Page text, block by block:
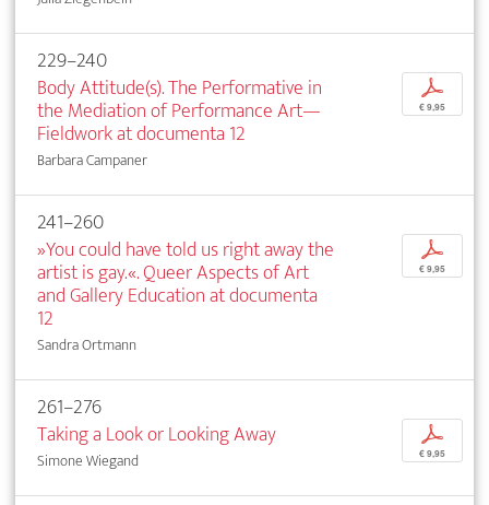
229–240
Body Attitude(s). The Performative in
the Mediation of Performance Art—
Fieldwork at documenta 12
Barbara Campaner
p
€ 9,95
241–260
»You could have told us right away the
artist is gay.«. Queer Aspects of Art
and Gallery Education at documenta
12
Sandra Ortmann
p
€ 9,95
261–276
Taking a Look or Looking Away
Simone Wiegand
p
€ 9,95